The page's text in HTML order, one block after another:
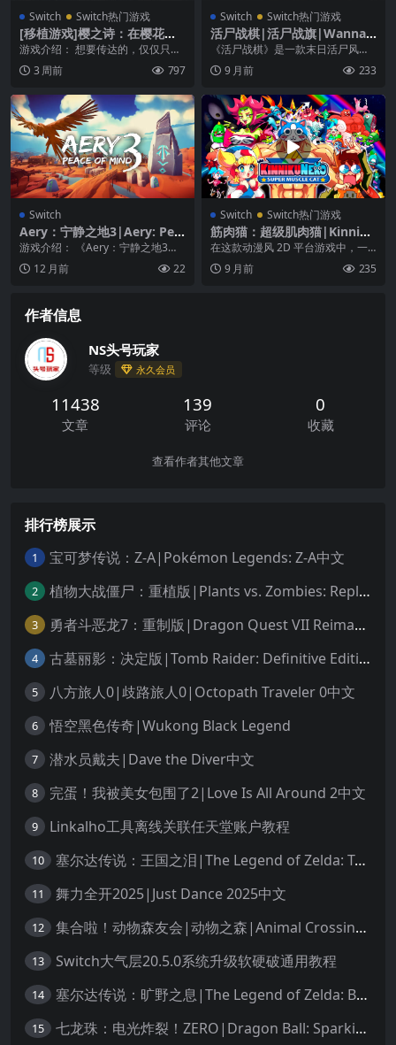
Switch Switch热门游戏
[移植游戏]樱之诗：在樱花之
森上飞舞|サクラノ詩 -櫻の森
の上を舞う-中文
游戏介绍： 想要传达的，仅仅只有
一件 将瞬间保存下来的永远。 『幸
福前方的物语』...
3 周前 797
Switch Switch热门游戏
活尸战棋|活尸战旗|Wanna S
urvive中文
《活尸战棋》是一款末日活尸风格
的回合制战棋游戏， 操作幸存者们
对抗不同种类的活尸...
9 月前 233
Switch
Aery：宁静之地3|Aery: Pea
ce of Mind 3
游戏介绍： 《Aery：宁静之地3》
是一款旨在放松心灵与精神的互动
式游戏体验。你...
12 月前 22
Switch Switch热门游戏
筋肉猫：超级肌肉猫|Kinniku
Neko: Super Muscle Cat中
文
在这款动漫风 2D 平台游戏中，一
只拥有健美运动员身材的猫咪与外
星人展开了殊死搏...
9 月前 235
作者信息
NS头号玩家
等级 永久会员
11438
文章
139
评论
0
收藏
查看作者其他文章
排行榜展示
1 宝可梦传说：Z-A|Pokémon Legends: Z-A中文
2 植物大战僵尸：重植版|Plants vs. Zombies: Replanted中文
3 勇者斗恶龙7：重制版|Dragon Quest VII Reimagined中文
4 古墓丽影：决定版|Tomb Raider: Definitive Edition中文
5 八方旅人0|歧路旅人0|Octopath Traveler 0中文
6 悟空黑色传奇|Wukong Black Legend
7 潜水员戴夫|Dave the Diver中文
8 完蛋！我被美女包围了2|Love Is All Around 2中文
9 Linkalho工具离线关联任天堂账户教程
10 塞尔达传说：王国之泪|The Legend of Zelda: Tears of the Kingdom中文
11 舞力全开2025|Just Dance 2025中文
12 集合啦！动物森友会|动物之森|Animal Crossing: New Horizons中文
13 Switch大气层20.5.0系统升级软硬破通用教程
14 塞尔达传说：旷野之息|The Legend of Zelda: Breath of the Wild中文
15 七龙珠：电光炸裂！ZERO|Dragon Ball: Sparking! Zero中文